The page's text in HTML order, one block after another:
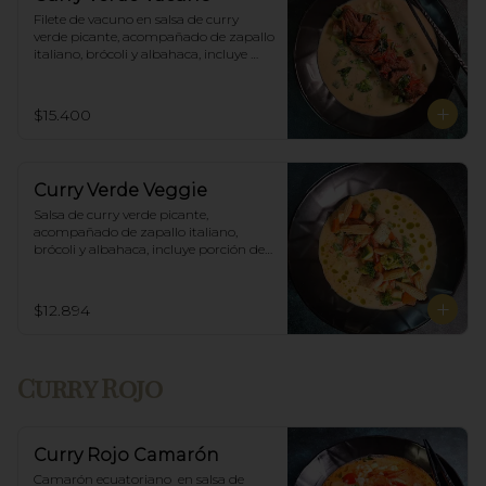
Filete de vacuno en salsa de curry
verde picante, acompañado de zapallo
italiano, brócoli y albahaca, incluye
$15.400
Curry Verde Veggie
Salsa de curry verde picante,
acompañado de zapallo italiano,
brócoli y albahaca, incluye porción de
$12.894
Curry Rojo
Curry Rojo Camarón
Camarón ecuatoriano  en salsa de